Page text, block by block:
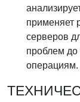
применяет
серверов
проблем до
операциям.